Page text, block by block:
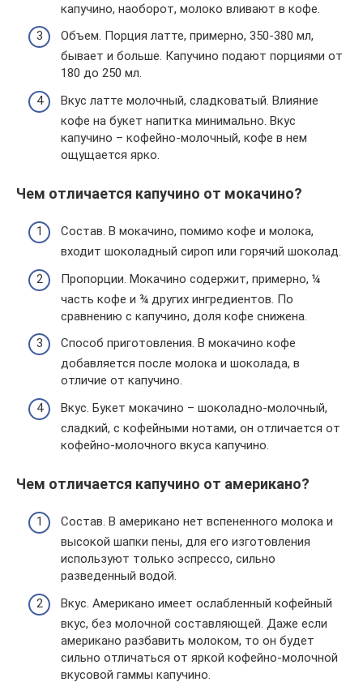
капучино, наоборот, молоко вливают в кофе.
Объем. Порция латте, примерно, 350-380 мл,
бывает и больше. Капучино подают порциями от
180 до 250 мл.
Вкус латте молочный, сладковатый. Влияние
кофе на букет напитка минимально. Вкус
капучино – кофейно-молочный, кофе в нем
ощущается ярко.
Чем отличается капучино от мокачино?
Состав. В мокачино, помимо кофе и молока,
входит шоколадный сироп или горячий шоколад.
Пропорции. Мокачино содержит, примерно, ¼
часть кофе и ¾ других ингредиентов. По
сравнению с капучино, доля кофе снижена.
Способ приготовления. В мокачино кофе
добавляется после молока и шоколада, в
отличие от капучино.
Вкус. Букет мокачино – шоколадно-молочный,
сладкий, с кофейными нотами, он отличается от
кофейно-молочного вкуса капучино.
Чем отличается капучино от американо?
Состав. В американо нет вспененного молока и
высокой шапки пены, для его изготовления
используют только эспрессо, сильно
разведенный водой.
Вкус. Американо имеет ослабленный кофейный
вкус, без молочной составляющей. Даже если
американо разбавить молоком, то он будет
сильно отличаться от яркой кофейно-молочной
вкусовой гаммы капучино.